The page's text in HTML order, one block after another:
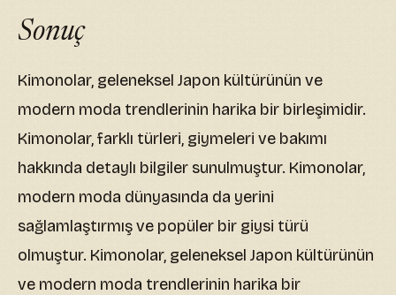
Sonuç
Kimonolar, geleneksel Japon kültürünün ve
modern moda trendlerinin harika bir birleşimidir.
Kimonolar, farklı türleri, giymeleri ve bakımı
hakkında detaylı bilgiler sunulmuştur. Kimonolar,
modern moda dünyasında da yerini
sağlamlaştırmış ve popüler bir giysi türü
olmuştur. Kimonolar, geleneksel Japon kültürünün
ve modern moda trendlerinin harika bir